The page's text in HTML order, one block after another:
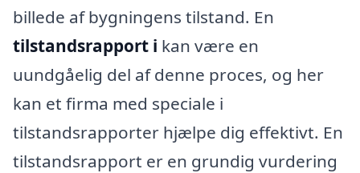
billede af bygningens tilstand. En
tilstandsrapport i kan være en
uundgåelig del af denne proces, og her
kan et firma med speciale i
tilstandsrapporter hjælpe dig effektivt. En
tilstandsrapport er en grundig vurdering